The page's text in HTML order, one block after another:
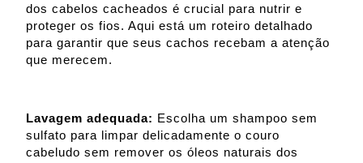
dos cabelos cacheados é crucial para nutrir e
proteger os fios. Aqui está um roteiro detalhado
para garantir que seus cachos recebam a atenção
que merecem.
Lavagem adequada: Escolha um shampoo sem
sulfato para limpar delicadamente o couro
cabeludo sem remover os óleos naturais dos